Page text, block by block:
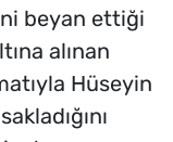
beyan ettiği
alınan
Hüseyin